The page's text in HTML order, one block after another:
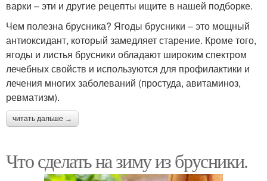
варки – эти и другие рецепты ищите в нашей подборке.
Чем полезна брусника? Ягоды брусники – это мощный
антиоксидант, который замедляет старение. Кроме того,
ягоды и листья брусники обладают широким спектром
лечебных свойств и используются для профилактики и
лечения многих заболеваний (простуда, авитаминоз,
ревматизм).
читать дальше →
Что сделать на зиму из брусники.